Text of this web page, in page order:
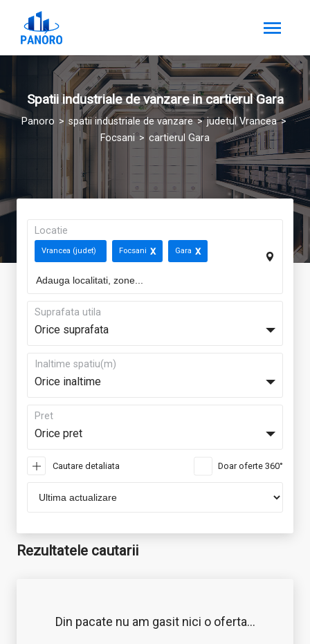
Spatii industriale de vanzare in cartierul Gara
Panoro spatii industriale de vanzare
judetul Vrancea
Focsani
cartierul Gara
Locatie
Vrancea (judet) Focsani Gara
Suprafata utila
Orice suprafata
Inaltime spatiu(m)
Orice inaltime
Pret
Orice pret
Doar oferte 360°
Cautare detaliata
Rezultatele cautarii
Din pacate nu am gasit nici o oferta...